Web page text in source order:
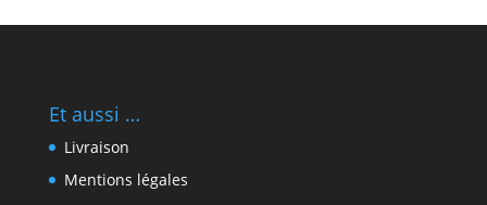
Et aussi …
Livraison
Mentions légales